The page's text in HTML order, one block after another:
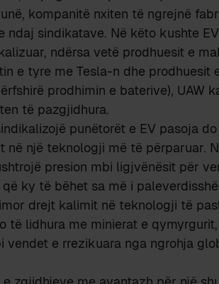
kompanitë nxiten të ngrejnë
ndaj sindikatave. Në këto kushte
ndërsa vetë prodhuesit e
e tyre me Tesla-n dhe prodhuesit
prodhimin e baterive), UAW
të pazgjidhura.
punëtorët e EV pasoja
në një teknologji më të përparuar.
presion mbi ligjvënësit për
ky të bëhet sa më i
drejt kalimit në teknologji të
të lidhura me minierat e
vendet e rrezikuara nga ngrohja